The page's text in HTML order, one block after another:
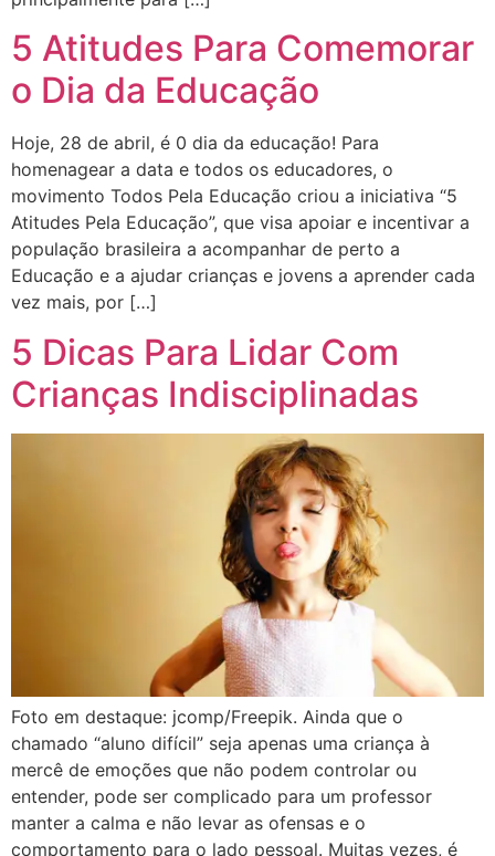
5 Atitudes Para Comemorar
o Dia da Educação
Hoje, 28 de abril, é 0 dia da educação! Para
homenagear a data e todos os educadores, o
movimento Todos Pela Educação criou a iniciativa “5
Atitudes Pela Educação”, que visa apoiar e incentivar a
população brasileira a acompanhar de perto a
Educação e a ajudar crianças e jovens a aprender cada
vez mais, por […]
5 Dicas Para Lidar Com
Crianças Indisciplinadas
Foto em destaque: jcomp/Freepik. Ainda que o
chamado “aluno difícil” seja apenas uma criança à
mercê de emoções que não podem controlar ou
entender, pode ser complicado para um professor
manter a calma e não levar as ofensas e o
comportamento para o lado pessoal. Muitas vezes, é